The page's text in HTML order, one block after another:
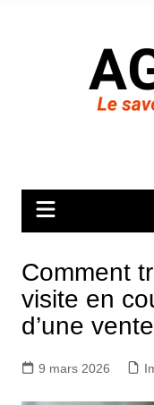
Comment
visite en
d’une
9 mars 2026